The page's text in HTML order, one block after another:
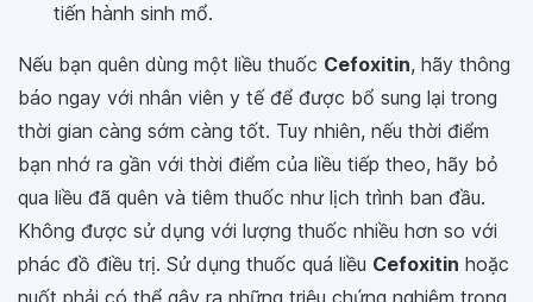
tiến hành sinh mổ.
Nếu bạn quên dùng một liều thuốc Cefoxitin, hãy thông
báo ngay với nhân viên y tế để được bổ sung lại trong
thời gian càng sớm càng tốt. Tuy nhiên, nếu thời điểm
bạn nhớ ra gần với thời điểm của liều tiếp theo, hãy bỏ
qua liều đã quên và tiêm thuốc như lịch trình ban đầu.
Không được sử dụng với lượng thuốc nhiều hơn so với
phác đồ điều trị. Sử dụng thuốc quá liều Cefoxitin hoặc
nuốt phải có thể gây ra những triệu chứng nghiêm trọng